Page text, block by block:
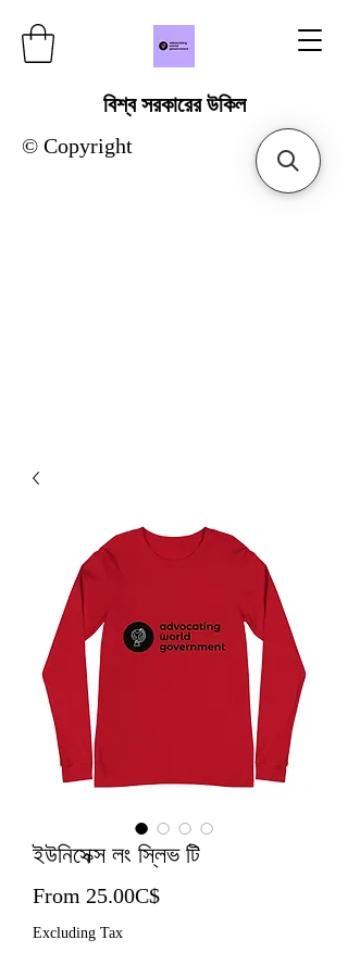
বিশ্ব সরকারের উকিল
© Copyright
ইউনিসেক্স লং স্লিভ টি
From 25.00C$Sale Price
Excluding Tax